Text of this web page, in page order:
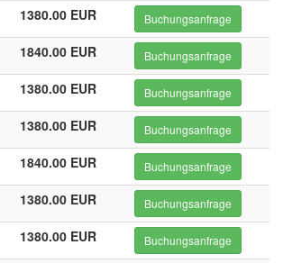
1380.00 EUR Buchungsanfrage
1840.00 EUR Buchungsanfrage
1380.00 EUR Buchungsanfrage
1380.00 EUR Buchungsanfrage
1840.00 EUR Buchungsanfrage
1380.00 EUR Buchungsanfrage
1380.00 EUR Buchungsanfrage